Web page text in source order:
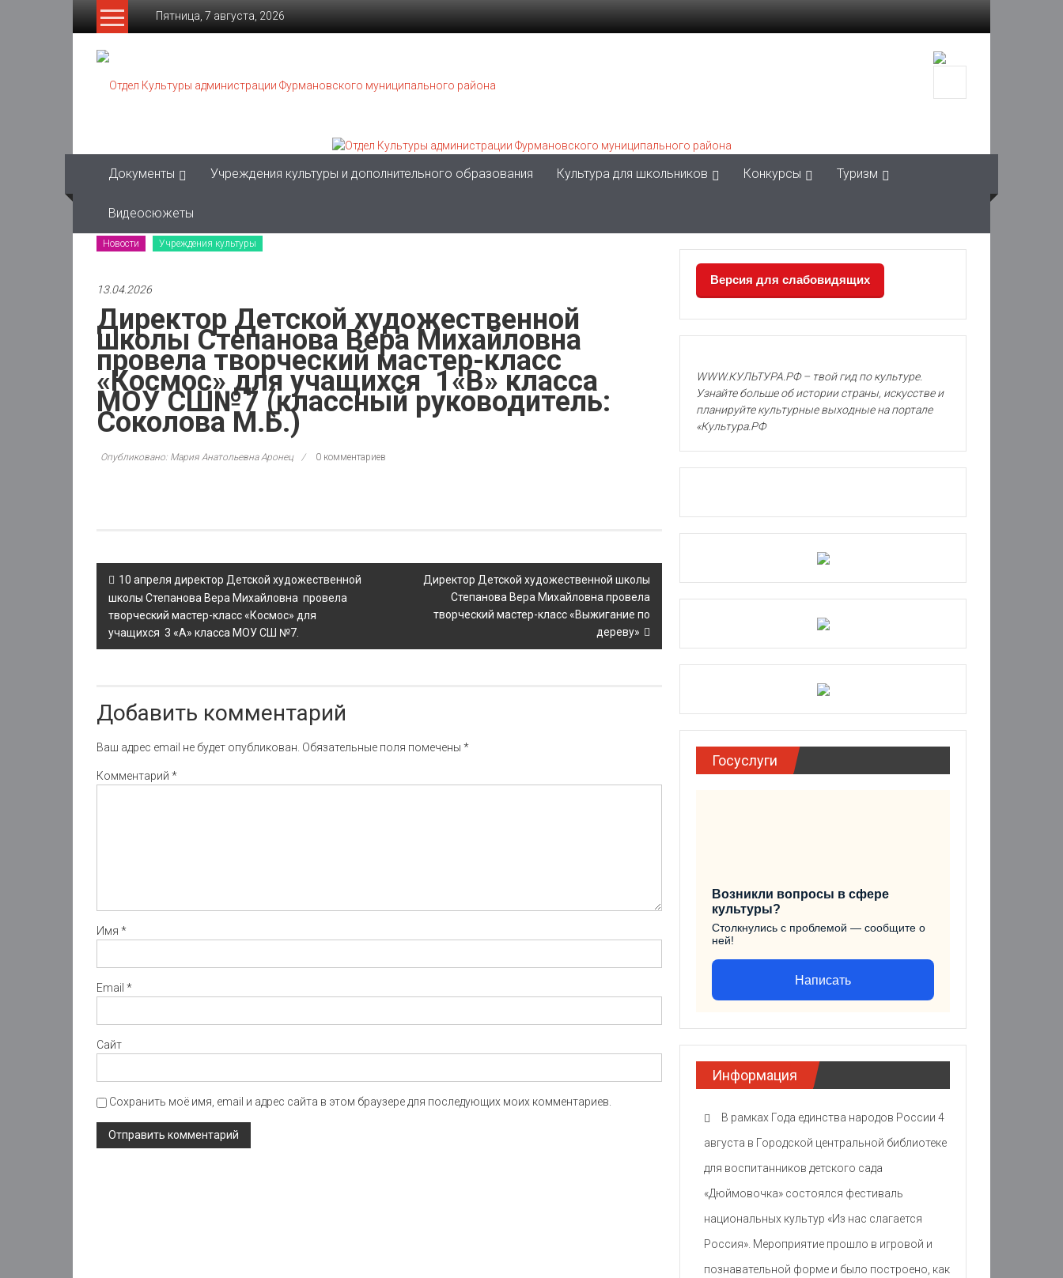
Пятница, 7 августа, 2026
Отдел
Культуры
Фурмановского
муниципального
района
Муниципальное
учреждение
Документы Учреждения культуры и дополнительного образования Культура для школьников Конкурсы Туризм
Видеосюжеты
Новости Учреждения культуры
13.04.2026
Директор Детской художественной
школы Степанова Вера Михайловна
провела творческий мастер-класс
«Космос» для учащихся 1«В» класса
МОУ СШ№7 (классный руководитель:
Соколова М.Б.)
Опубликовано: Мария Анатольевна Аронец 0 комментариев
Post
navigation
10 апреля директор Детской художественной
школы Степанова Вера Михайловна провела
творческий мастер-класс «Космос» для
учащихся 3 «А» класса МОУ СШ №7.
Директор Детской художественной школы
Степанова Вера Михайловна провела
творческий мастер-класс «Выжигание по
дереву»
Добавить комментарий
Ваш адрес email не будет опубликован. Обязательные поля помечены *
Комментарий *
Имя *
Email *
Сайт
Сохранить моё имя, email и адрес сайта в этом браузере для последующих моих комментариев.
Версия для слабовидящих
WWW.КУЛЬТУРА.РФ – твой гид по культуре.
Узнайте больше об истории страны, искусстве и
планируйте культурные выходные на портале
«Культура.РФ
Госуслуги
Возникли вопросы в сфере
культуры?
Столкнулись с проблемой — сообщите о
ней!
Написать
Информация
В рамках Года единства народов России 4
августа в Городской центральной библиотеке
для воспитанников детского сада
«Дюймовочка» состоялся фестиваль
национальных культур «Из нас слагается
Россия». Мероприятие прошло в игровой и
познавательной форме и было построено, как